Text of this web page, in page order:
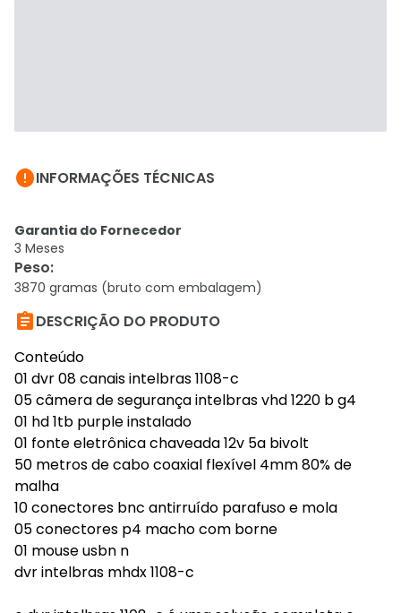
INFORMAÇÕES TÉCNICAS
Garantia do Fornecedor
3 Meses
Peso:
3870 gramas (bruto com embalagem)
DESCRIÇÃO DO PRODUTO
Conteúdo
01 dvr 08 canais intelbras 1108-c
05 câmera de segurança intelbras vhd 1220 b g4
01 hd 1tb purple instalado
01 fonte eletrônica chaveada 12v 5a bivolt
50 metros de cabo coaxial flexível 4mm 80% de
malha
10 conectores bnc antirruído parafuso e mola
05 conectores p4 macho com borne
01 mouse usbn n
dvr intelbras mhdx 1108-c